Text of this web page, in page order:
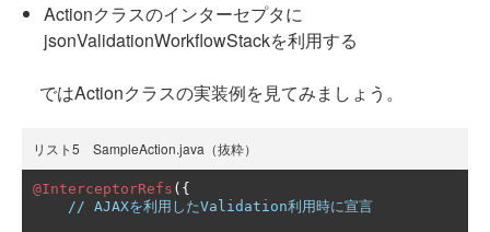
Actionクラスのインターセプタに
jsonValidationWorkflowStackを利用する
ではActionクラスの実装例を見てみましょう。
リスト5 SampleAction.java（抜粋）
@InterceptorRefs ({
// AJAXを利用したValidation利用時に宣言